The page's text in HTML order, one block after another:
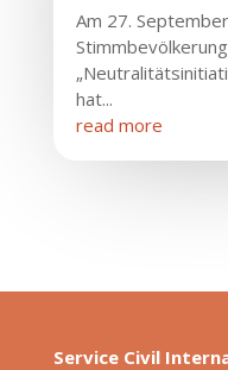
Am 27.
hat...
read more
Service Civil